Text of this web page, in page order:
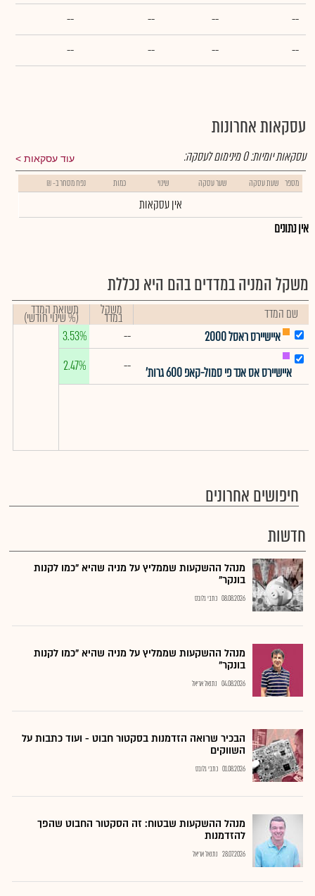
--
--
--
--
--
--
--
--
עסקאות אחרונות
עוד עסקאות עסקאות יומיות:0מינימום לעסקה:
מספר שעת עסקה שער עסקה שינוי כמות נפח מסחר ב- ₪
אין עסקאות
אין נתונים
משקל המניה במדדים בהם היא נכללת
שם המדד משקל
במדד תשואת המדד
(% שינוי חודשי)
איישיירס ראסל 2000
--
3.53%
איישיירס אס אנד פי סמול-קאפ 600 גרות' --
2.47%
חיפושים אחרונים
חדשות
מנהל ההשקעות שממליץ על מניה שהיא "כמו לקנות
בונקר"
08.08.2026 כתבי גלובס
מנהל ההשקעות שממליץ על מניה שהיא "כמו לקנות
בונקר"
04.08.2026 נתנאל אריאל
הבכיר שרואה הזדמנות בסקטור חבוט - ועוד כתבות על
השווקים
01.08.2026 כתבי גלובס
מנהל ההשקעות שבטוח: זה הסקטור החבוט שהפך
להזדמנות
28.07.2026 נתנאל אריאל